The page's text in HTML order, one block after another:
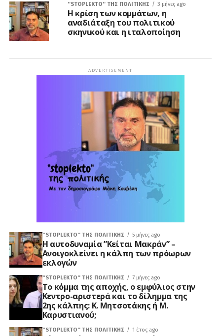
''STOPLEKTO'' ΤΗΣ ΠΟΛΙΤΙΚΗΣ 3 μήνες ago
Η κρίση των κομμάτων, η
αναδιάταξη του πολιτικού
σκηνικού και η ιταλοποίηση
ADVERTISEMENT
''STOPLEKTO'' ΤΗΣ ΠΟΛΙΤΙΚΗΣ 5 μήνες ago
Η αυτοδυναμία ”Κείται Μακράν” –
Ανοιγοκλείνει η κάλπη των πρόωρων
εκλογών
''STOPLEKTO'' ΤΗΣ ΠΟΛΙΤΙΚΗΣ 7 μήνες ago
Το κόμμα της αποχής, ο εμφύλιος στην
Κεντρο-αριστερά και το δίλημμα της
2ης κάλπης: Κ. Μητσοτάκης ή Μ.
Καρυστιανού;
''STOPLEKTO'' ΤΗΣ ΠΟΛΙΤΙΚΗΣ 1 έτος ago